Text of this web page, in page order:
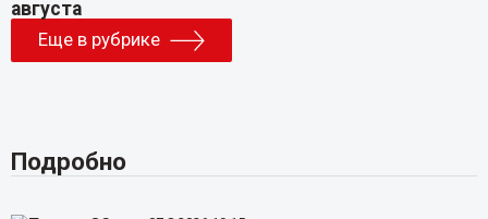
Еще в рубрике
Подробно